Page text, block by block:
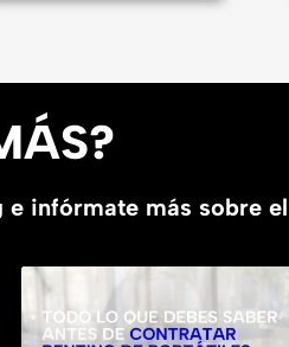
infórmate más sobre